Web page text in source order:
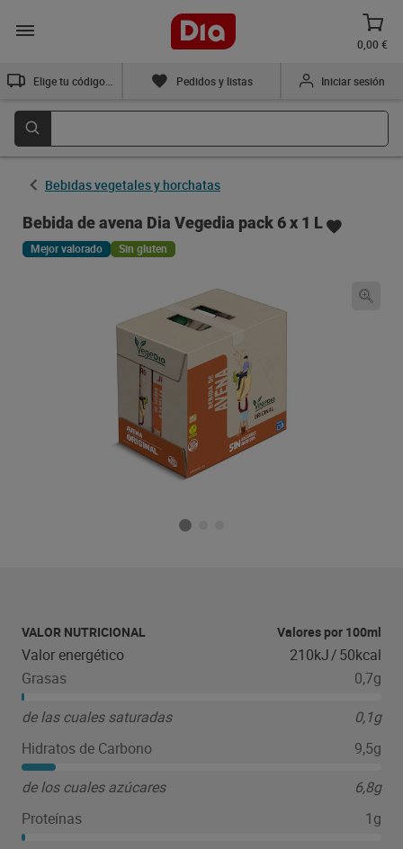
0,00 €
Pedidos y listas Iniciar sesión
Bebidas vegetales y horchatas
Bebida de avena Dia Vegedia pack 6 x 1 L
Mejor valorado Sin gluten
VALOR NUTRICIONAL Valores por 100ml
Valor energético 210kJ/50kcal
Grasas
0,7g
de las cuales saturadas
0,1g
Hidratos de Carbono
9,5g
de los cuales azúcares
6,8g
Proteínas
1g